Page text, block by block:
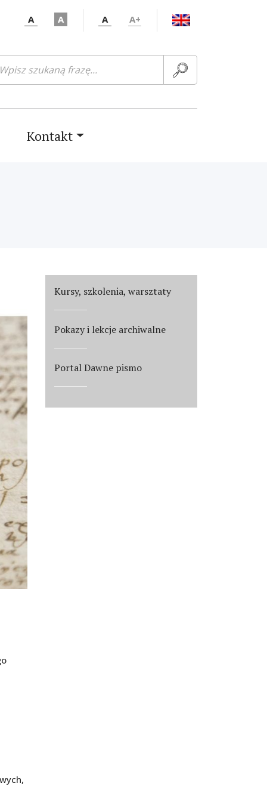
A A A A+
Kontakt
Kursy, szkolenia, warsztaty
Pokazy i lekcje archiwalne
Portal Dawne pismo